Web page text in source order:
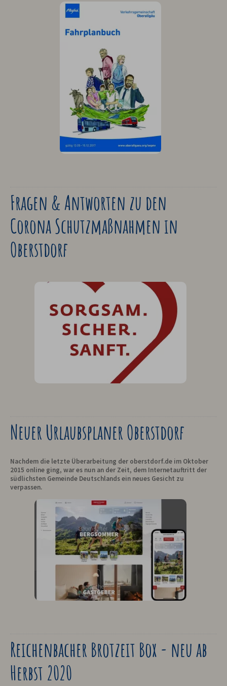
Fragen & Antworten zu den
Corona Schutzmaßnahmen in
Oberstdorf
Neuer Urlaubsplaner Oberstdorf
Nachdem die letzte Überarbeitung der oberstdorf.de im Oktober
2015 online ging, war es nun an der Zeit, dem Internetauftritt der
südlichsten Gemeinde Deutschlands ein neues Gesicht zu
verpassen.
Reichenbacher Brotzeit Box - neu ab
Herbst 2020